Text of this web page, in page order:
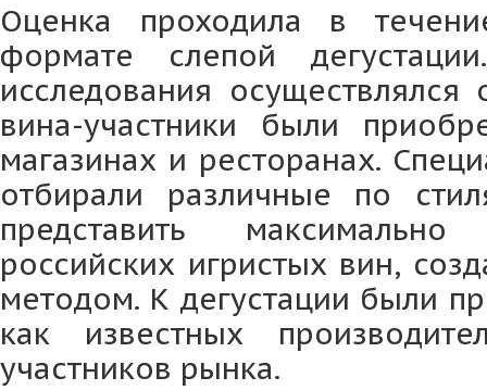
Оценка проходила в
формате слепой
исследования осуществлялся
вина-участники были
магазинах и ресторанах.
отбирали различные по
представить
российских игристых вин,
методом. К дегустации были
как известных
участников рынка.